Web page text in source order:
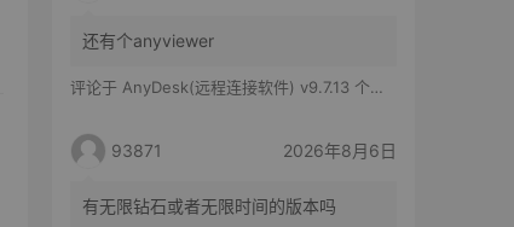
还有个anyviewer
评论于 AnyDesk(远程连接软件) v9.7.13 个人版
93871 2026年8月6日
有无限钻石或者无限时间的版本吗